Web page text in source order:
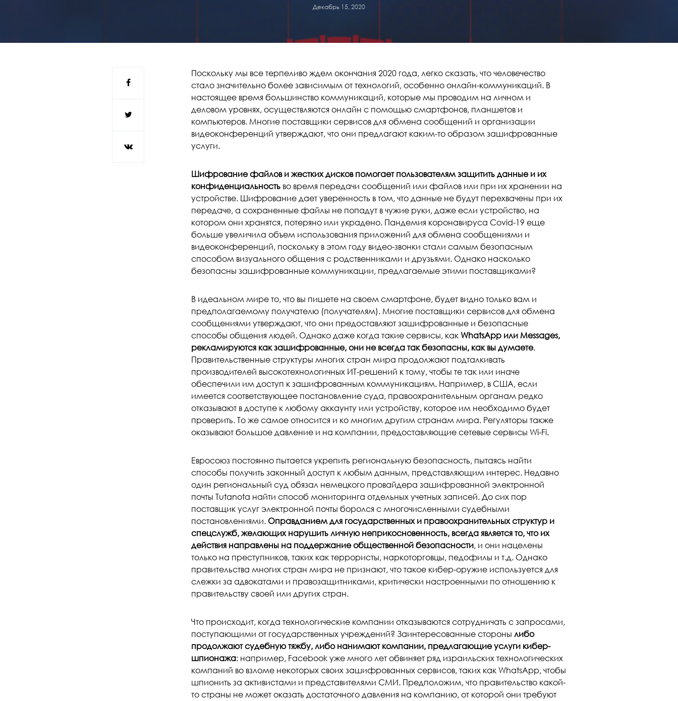
Декабрь 15, 2020
Поскольку мы все терпеливо ждем окончания 2020 года, легко сказать, что человечество
стало значительно более зависимым от технологий, особенно онлайн-коммуникаций. В
настоящее время большинство коммуникаций, которые мы проводим на личном и
деловом уровнях, осуществляются онлайн с помощью смартфонов, планшетов и
компьютеров. Многие поставщики сервисов для обмена сообщений и организации
видеоконференций утверждают, что они предлагают каким-то образом зашифрованные
услуги.
Шифрование файлов и жестких дисков помогает пользователям защитить данные и их
конфиденциальностьво время передачи сообщений или файлов или при их хранении на
устройстве. Шифрование дает уверенность в том, что данные не будут перехвачены при их
передаче, а сохраненные файлы не попадут в чужие руки, даже если устройство, на
котором они хранятся, потеряно или украдено. Пандемия коронавируса Covid-19 еще
больше увеличила объем использования приложений для обмена сообщениями и
видеоконференций, поскольку в этом году видео-звонки стали самым безопасным
способом визуального общения с родственниками и друзьями. Однако насколько
безопасны зашифрованные коммуникации, предлагаемые этими поставщиками?
В идеальном мире то, что вы пишете на своем смартфоне, будет видно только вам и
предполагаемому получателю (получателям). Многие поставщики сервисов для обмена
сообщениями утверждают, что они предоставляют зашифрованные и безопасные
способы общения людей. Однако даже когда такие сервисы, как WhatsApp или Messages,
рекламируются как зашифрованные, они не всегда так безопасны, как вы думаете.
Правительственные структуры многих стран мира продолжают подталкивать
производителей высокотехнологичных ИТ-решений к тому, чтобы те так или иначе
обеспечили им доступ к зашифрованным коммуникациям. Например, в США, если
имеется соответствующее постановление суда, правоохранительным органам редко
отказывают в доступе к любому аккаунту или устройству, которое им необходимо будет
проверить. То же самое относится и ко многим другим странам мира. Регуляторы также
оказывают большое давление и на компании, предоставляющие сетевые сервисы Wi-Fi.
Евросоюз постоянно пытается укрепить региональную безопасность, пытаясь найти
способы получить законный доступ к любым данным, представляющим интерес. Недавно
один региональный суд обязал немецкого провайдера зашифрованной электронной
почты Tutanota найти способ мониторинга отдельных учетных записей. До сих пор
поставщик услуг электронной почты боролся с многочисленными судебными
постановлениями. Оправданием для государственных и правоохранительных структур и
спецслужб, желающих нарушить личную неприкосновенность, всегда является то, что их
действия направлены на поддержание общественной безопасности, и они нацелены
только на преступников, таких как террористы, наркоторговцы, педофилы и т.д. Однако
правительства многих стран мира не признают, что такое кибер-оружие используется для
слежки за адвокатами и правозащитниками, критически настроенными по отношению к
правительству своей или других стран.
Что происходит, когда технологические компании отказываются сотрудничать с запросами,
поступающими от государственных учреждений? Заинтересованные стороны либо
продолжают судебную тяжбу, либо нанимают компании, предлагающие услуги кибер-
шпионажа: например, Facebook уже много лет обвиняет ряд израильских технологических
компаний во взломе некоторых своих зашифрованных сервисов, таких как WhatsApp, чтобы
шпионить за активистами и представителями СМИ. Предположим, что правительство какой-
то страны не может оказать достаточного давления на компанию, от которой они требуют